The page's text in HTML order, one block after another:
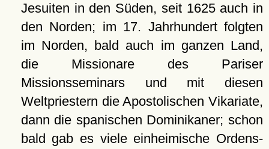
Jesuiten in den Süden, seit 1625 auch in
den Norden; im 17. Jahrhundert folgten
im Norden, bald auch im ganzen Land,
die Missionare des Pariser
Missionsseminars und mit diesen
Weltpriestern die Apostolischen Vikariate,
dann die spanischen Dominikaner; schon
bald gab es viele einheimische Ordens-